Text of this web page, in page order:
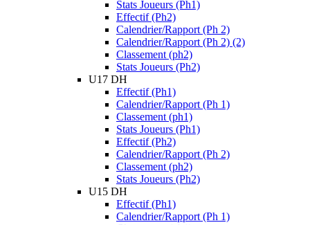
Stats Joueurs (Ph1)
Effectif (Ph2)
Calendrier/Rapport (Ph 2)
Calendrier/Rapport (Ph 2) (2)
Classement (ph2)
Stats Joueurs (Ph2)
U17 DH
Effectif (Ph1)
Calendrier/Rapport (Ph 1)
Classement (ph1)
Stats Joueurs (Ph1)
Effectif (Ph2)
Calendrier/Rapport (Ph 2)
Classement (ph2)
Stats Joueurs (Ph2)
U15 DH
Effectif (Ph1)
Calendrier/Rapport (Ph 1)